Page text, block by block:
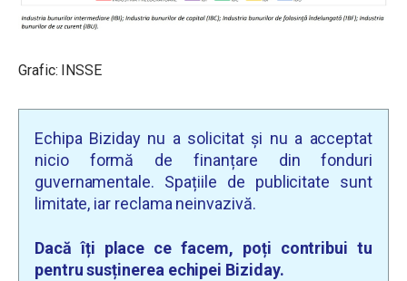
Grafic: INSSE
Echipa Biziday nu a solicitat și nu a acceptat
nicio formă de finanțare din fonduri
guvernamentale. Spațiile de publicitate sunt
limitate, iar reclama neinvazivă.
Dacă îți place ce facem, poți contribui tu
pentru susținerea echipei Biziday.